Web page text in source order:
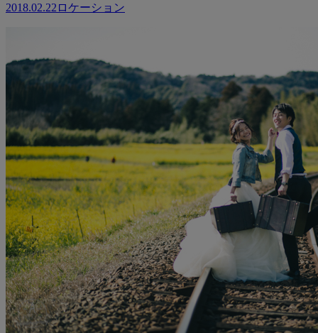
2018.02.22 ロケーション